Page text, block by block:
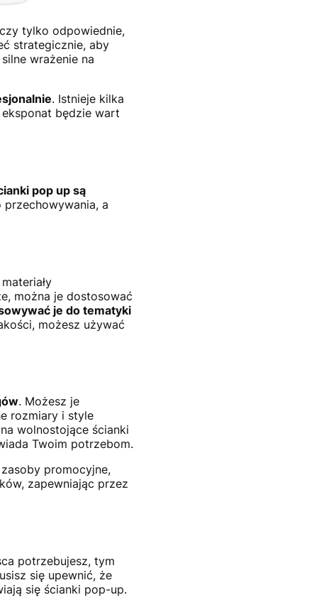
tylko odpowiednie,
strategicznie, aby
wrażenie na
. Istnieje kilka
będzie wart
pop up są
przechowywania, a
można je dostosować
je do tematyki
możesz używać
. Możesz je
rozmiary i style
wolnostojące ścianki
Twoim potrzebom.
promocyjne,
zapewniając przez
potrzebujesz, tym
się upewnić, że
się ścianki pop-up.